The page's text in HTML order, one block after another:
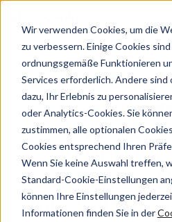
Wir verwenden Cookies, um die
zu verbessern. Einige Cookies
ordnungsgemäße Funktionieren
Services erforderlich. Andere sind
dazu, Ihr Erlebnis zu
oder Analytics-Cookies. Sie
zustimmen, alle optionalen
Cookies entsprechend Ihren
Wenn Sie keine Auswahl treffen,
Standard-Cookie-Einstellungen
können Ihre Einstellungen
Informationen finden Sie in der
Spryker
500.000
durch die
Integration